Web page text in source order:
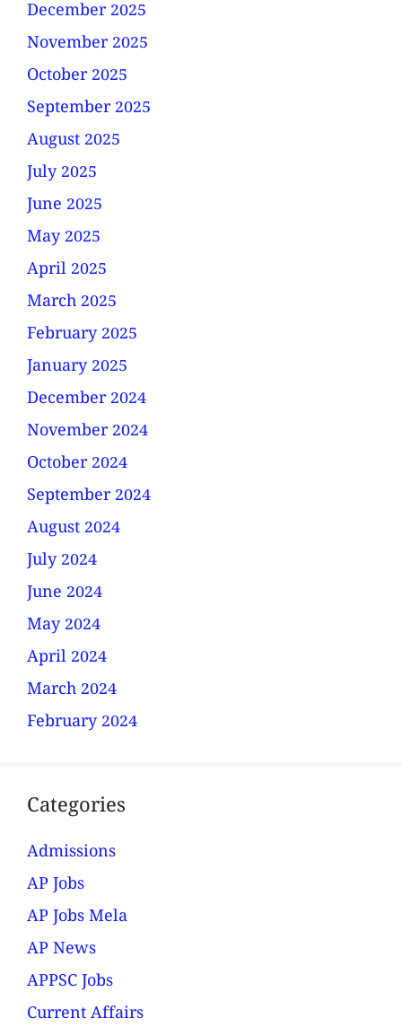
December 2025
November 2025
October 2025
September 2025
August 2025
July 2025
June 2025
May 2025
April 2025
March 2025
February 2025
January 2025
December 2024
November 2024
October 2024
September 2024
August 2024
July 2024
June 2024
May 2024
April 2024
March 2024
February 2024
Categories
Admissions
AP Jobs
AP Jobs Mela
AP News
APPSC Jobs
Current Affairs